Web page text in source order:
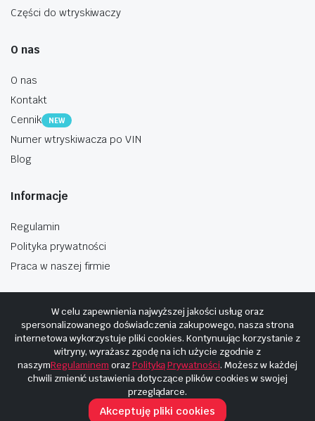
Części do wtryskiwaczy
O nas
O nas
Kontakt
Cennik
NEW
Numer wtryskiwacza po VIN
Blog
Informacje
Regulamin
Polityka prywatności
Praca w naszej firmie
Copyright © 2025 Hosting i budowa Cyberplaneta.pl
W celu zapewnienia najwyższej jakości usług oraz
spersonalizowanego doświadczenia zakupowego, nasza strona
internetowa wykorzystuje pliki cookies. Kontynuując korzystanie z
witryny, wyrażasz zgodę na ich użycie zgodnie z
naszymRegulaminem orazPolityką Prywatności. Możesz w każdej
chwili zmienić ustawienia dotyczące plików cookies w swojej
przeglądarce.
Akceptuję pliki cookies